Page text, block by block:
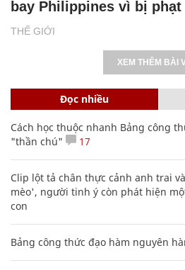
THẾ GIỚI
bay Philippines vì bị phạt
XEM THÊM BÀI
Đọc nhiều
Cách học thuộc nhanh Bảng công
"thần chú"
17
Clip lột tả chân thực cảnh anh trai
mèo', người tinh ý còn phát hiện
con
Bảng công thức đạo hàm nguyên